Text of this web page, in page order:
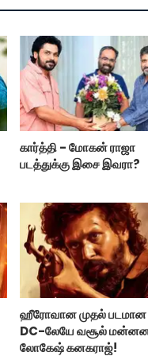
கார்த்தி - மோகன் ராஜா
படத்துக்கு இசை இவரா?
ஹீரோவான முதல் படமான
DC-லேயே வசூல்
லோகேஷ் கனகராஜ்!